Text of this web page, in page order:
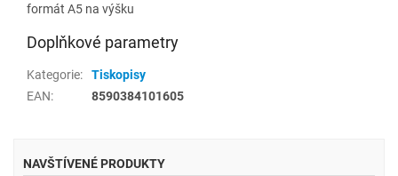
formát A5 na výšku
Doplňkové parametry
Kategorie:
Tiskopisy
EAN: 8590384101605
NAVŠTÍVENÉ PRODUKTY